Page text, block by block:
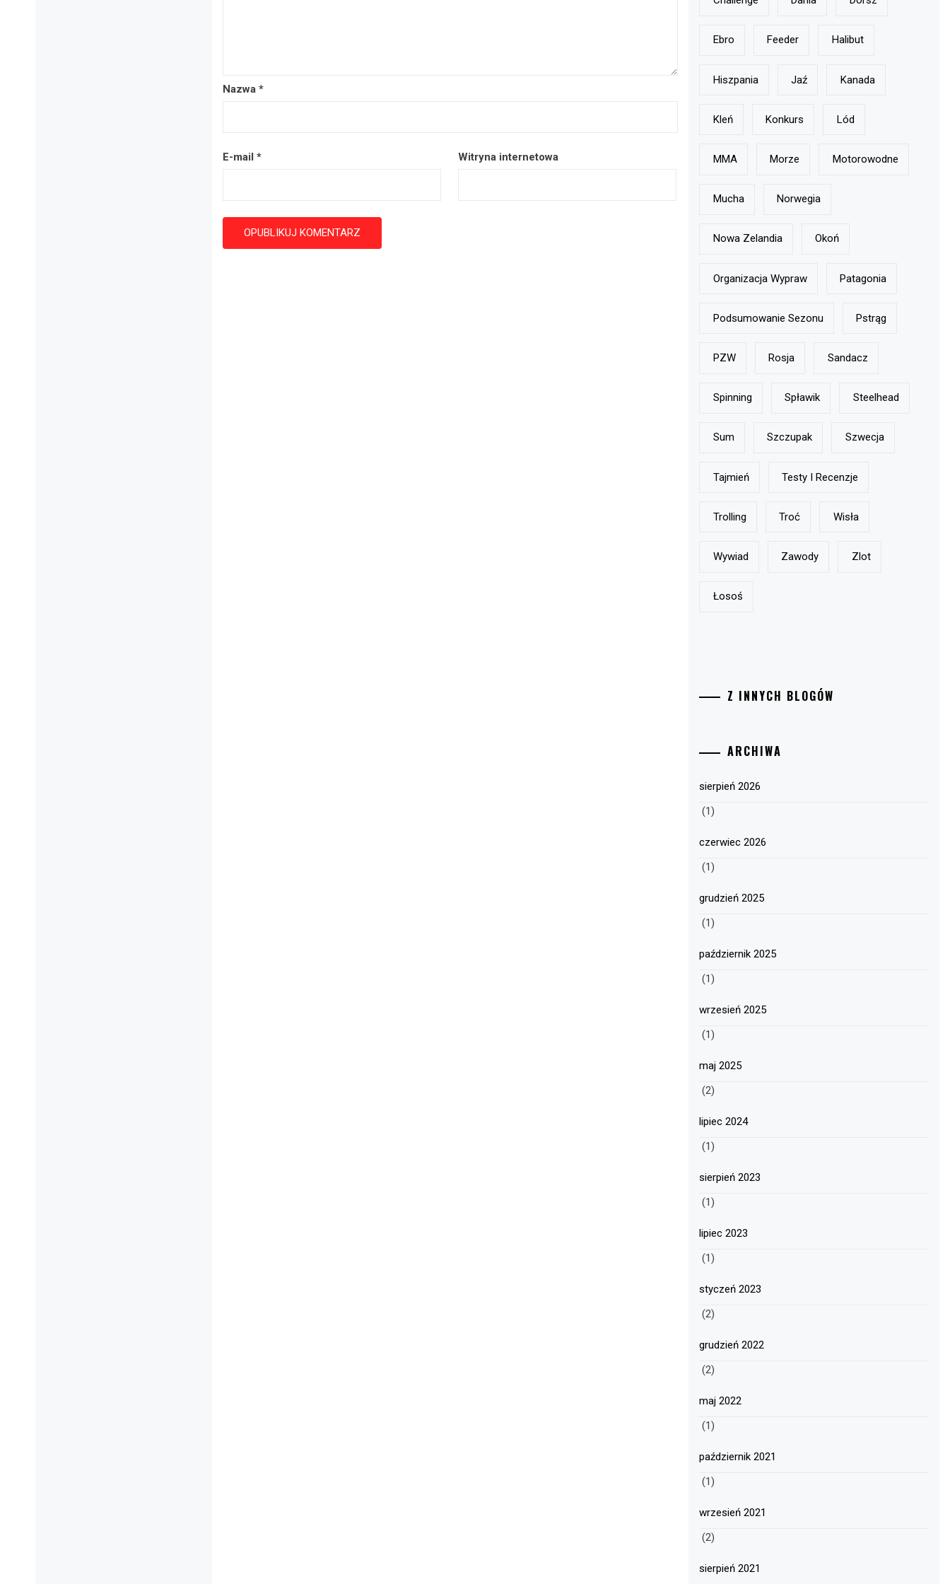
Nazwa *
E-mail * Witryna internetowa
Ebro Feeder Halibut
Hiszpania Jaź Kanada
Kleń Konkurs Lód
MMA Morze Motorowodne
Mucha Norwegia
Nowa Zelandia Okoń
Organizacja Wypraw Patagonia
Podsumowanie Sezonu Pstrąg
PZW Rosja Sandacz
Spinning Spławik Steelhead
Sum Szczupak Szwecja
Tajmień Testy I Recenzje
Trolling Troć Wisła
Wywiad Zawody Zlot
Łosoś
Z INNYCH BLOGÓW
ARCHIWA
sierpień 2026
(1)
czerwiec 2026
(1)
grudzień 2025
(1)
październik 2025
(1)
wrzesień 2025
(1)
maj 2025
(2)
lipiec 2024
(1)
sierpień 2023
(1)
lipiec 2023
(1)
styczeń 2023
(2)
grudzień 2022
(2)
maj 2022
(1)
październik 2021
(1)
wrzesień 2021
(2)
sierpień 2021